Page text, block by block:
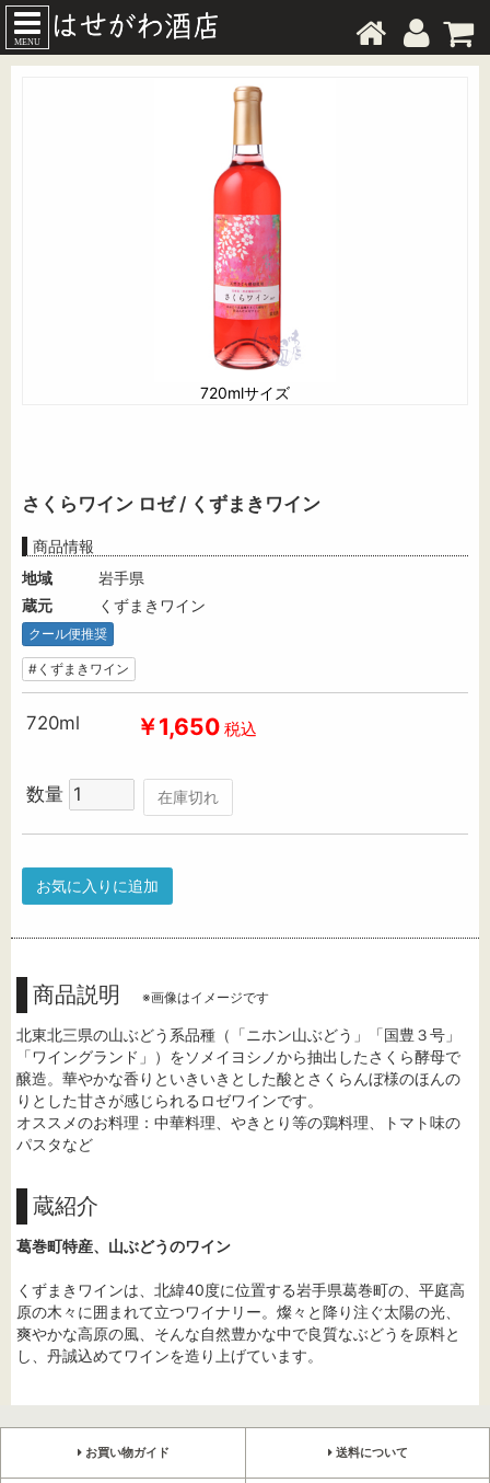
MENU
720mlサイズ
さくらワイン ロゼ / くずまきワイン
商品情報
地域
岩手県
蔵元
くずまきワイン
クール便推奨
#くずまきワイン
720ml ￥1,650 税込
数量 在庫切れ
お気に入りに追加
商品説明 ※画像はイメージです
北東北三県の山ぶどう系品種（「ニホン山ぶどう」「国豊３号」
「ワイングランド」）をソメイヨシノから抽出したさくら酵母で
醸造。華やかな香りといきいきとした酸とさくらんぼ様のほんの
りとした甘さが感じられるロゼワインです。
オススメのお料理：中華料理、やきとり等の鶏料理、トマト味の
パスタなど
蔵紹介
葛巻町特産、山ぶどうのワイン
くずまきワインは、北緯40度に位置する岩手県葛巻町の、平庭高
原の木々に囲まれて立つワイナリー。燦々と降り注ぐ太陽の光、
爽やかな高原の風、そんな自然豊かな中で良質なぶどうを原料と
し、丹誠込めてワインを造り上げています。
お買い物ガイド 送料について